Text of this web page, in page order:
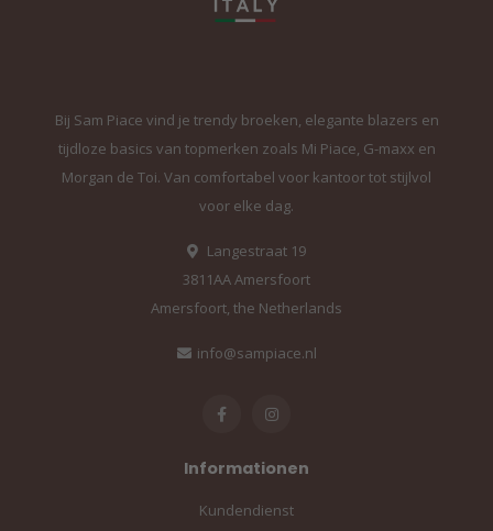
Bij Sam Piace vind je trendy broeken, elegante blazers en
tijdloze basics van topmerken zoals Mi Piace, G-maxx en
Morgan de Toi. Van comfortabel voor kantoor tot stijlvol
voor elke dag.
Langestraat 19
3811AA Amersfoort
Amersfoort, the Netherlands
info@sampiace.nl
Informationen
Kundendienst